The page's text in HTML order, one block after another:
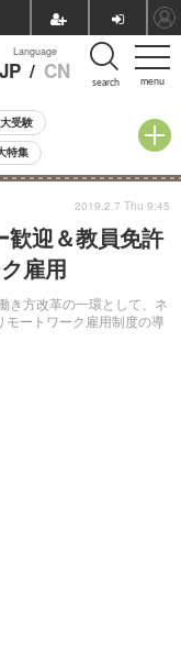
menu
Language
JP / CN search
受験
特集
小学校受験
記事
け） ランキング
歓迎＆教員免許
雇用
き方改革の一環として、ネ
モートワーク雇用制度の導
2019.2.7 Thu 9:45